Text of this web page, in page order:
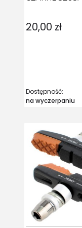
20,00 zł
Dostępność:
na wyczerpaniu